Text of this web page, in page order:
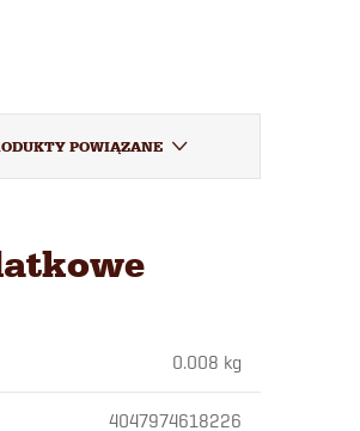
POWIĄZANE
0.008 kg
4047974618226